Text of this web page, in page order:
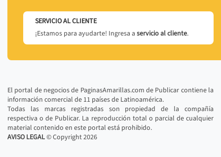
SERVICIO AL CLIENTE
¡Estamos para ayudarte! Ingresa a servicio al cliente.
El portal de negocios de PaginasAmarillas.com de Publicar contiene la
información comercial de 11 países de Latinoamérica.
Todas las marcas registradas son propiedad de la compañía
respectiva o de Publicar. La reproducción total o parcial de cualquier
material contenido en este portal está prohibido.
AVISO LEGAL© Copyright2026